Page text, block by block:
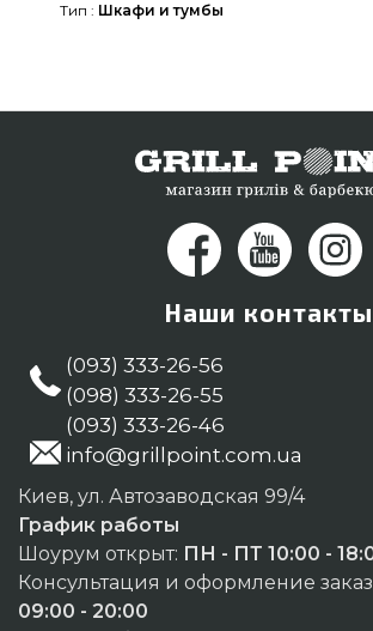
грили в интернет каталоге
предложим Вам покупателям
Тип : Шкафи и тумбы
Наши контакты
(093) 333-26-56
(098) 333-26-55
(093) 333-26-46
info@grillpoint.com.ua
Киев, ул. Автозаводская 99/4
График работы
Шоурум открыт: ПН - ПТ 10:00 -
Консультация и оформление
09:00 - 20:00